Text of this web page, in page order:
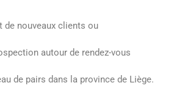
de nouveaux clients ou
autour de rendez-vous
de pairs dans la province de Liège.